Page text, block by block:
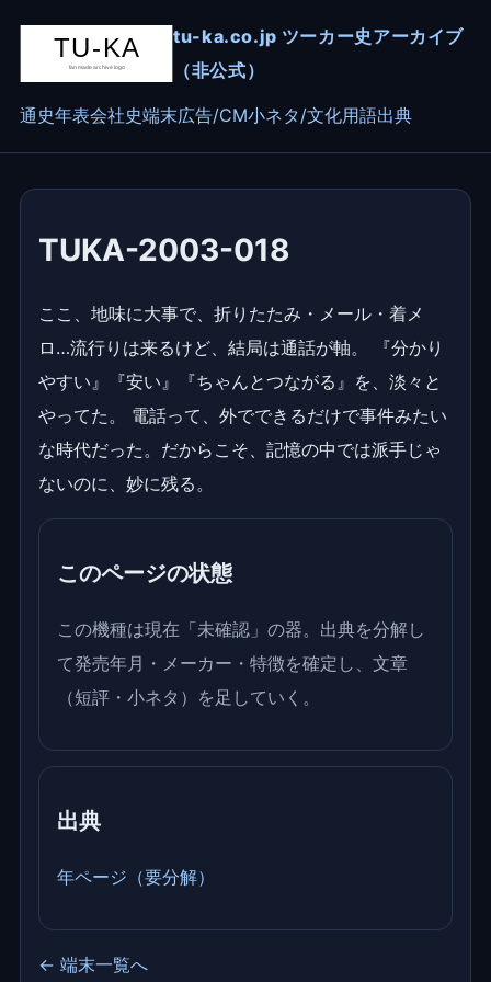
tu-ka.co.jp ツーカー史アーカイブ
（非公式）
通史年表会社史端末広告/CM小ネタ/文化用語出典
TUKA-2003-018
ここ、地味に大事で、折りたたみ・メール・着メ
ロ…流行りは来るけど、結局は通話が軸。 『分かり
やすい』『安い』『ちゃんとつながる』を、淡々と
やってた。 電話って、外でできるだけで事件みたい
な時代だった。だからこそ、記憶の中では派手じゃ
ないのに、妙に残る。
このページの状態
この機種は現在「未確認」の器。出典を分解し
て発売年月・メーカー・特徴を確定し、文章
（短評・小ネタ）を足していく。
出典
年ページ（要分解）
← 端末一覧へ